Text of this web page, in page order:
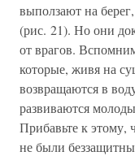
выползают на
(рис. 21). Но они
от врагов.
которые, живя на
возвращаются в
развиваются
Прибавьте к этому,
не были